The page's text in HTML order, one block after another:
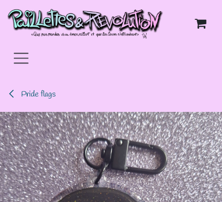
Pride flags